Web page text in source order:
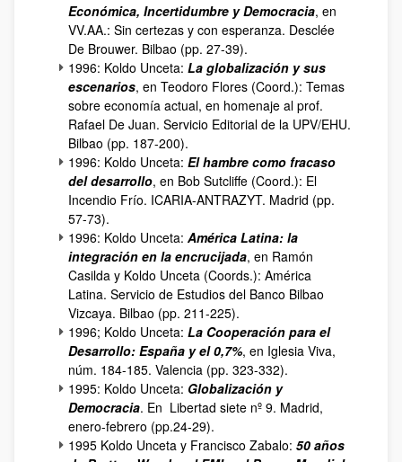
Económica, Incertidumbre y Democracia, en
VV.AA.: Sin certezas y con esperanza. Desclée
De Brouwer. Bilbao (pp. 27-39).
1996: Koldo Unceta: La globalización y sus
escenarios, en Teodoro Flores (Coord.): Temas
sobre economía actual, en homenaje al prof.
Rafael De Juan. Servicio Editorial de la UPV/EHU.
Bilbao (pp. 187-200).
1996: Koldo Unceta: El hambre como fracaso
del desarrollo, en Bob Sutcliffe (Coord.): El
Incendio Frío. ICARIA-ANTRAZYT. Madrid (pp.
57-73).
1996: Koldo Unceta: América Latina: la
integración en la encrucijada, en Ramón
Casilda y Koldo Unceta (Coords.): América
Latina. Servicio de Estudios del Banco Bilbao
Vizcaya. Bilbao (pp. 211-225).
1996; Koldo Unceta: La Cooperación para el
Desarrollo: España y el 0,7%, en Iglesia Viva,
núm. 184-185. Valencia (pp. 323-332).
1995: Koldo Unceta: Globalización y
Democracia. En Libertad siete nº 9. Madrid,
enero-febrero (pp.24-29).
1995 Koldo Unceta y Francisco Zabalo: 50 años